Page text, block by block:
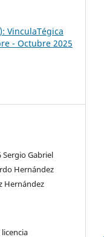
VinculaTégica
- Octubre 2025
Sergio Gabriel
Hernández
Hernández